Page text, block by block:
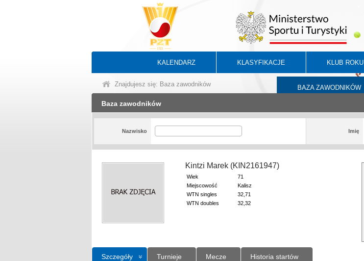
KALENDARZ KLASYFIKACJE KLUB ROKU
BAZA ZAWODNIKÓW
Znajdujesz się: Baza zawodników
Baza zawodników
Nazwisko Imię
Kintzi Marek (KIN2161947)
Wiek
71
Miejscowość
Kalisz
WTN singles
32,71
WTN doubles
32,32
Szczegóły Turnieje Mecze Historia startów